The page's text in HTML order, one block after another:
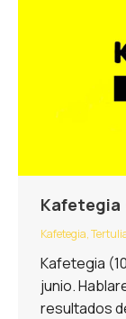
Kafetegia
Kafetegia,
Kafetegia
junio.
resultados